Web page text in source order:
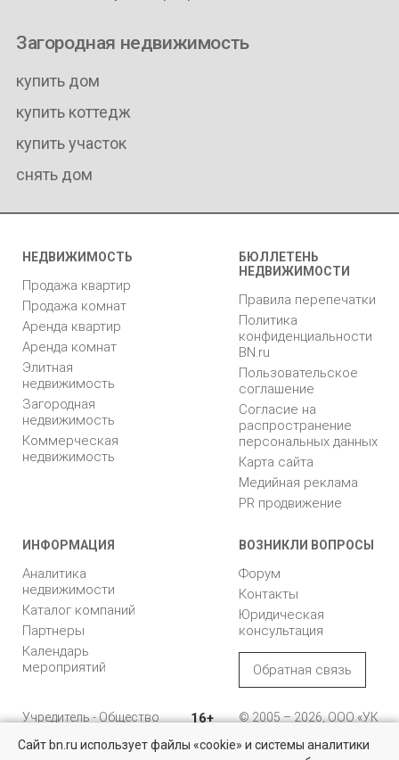
Загородная недвижимость
купить дом
купить коттедж
купить участок
снять дом
НЕДВИЖИМОСТЬ
Продажа квартир
Продажа комнат
Аренда квартир
Аренда комнат
Элитная
недвижимость
Загородная
недвижимость
Коммерческая
недвижимость
БЮЛЛЕТЕНЬ
НЕДВИЖИМОСТИ
Правила перепечатки
Политика
конфиденциальности
BN.ru
Пользовательское
соглашение
Согласие на
распространение
персональных данных
Карта сайта
Медийная реклама
PR продвижение
ИНФОРМАЦИЯ
Аналитика
недвижимости
Каталог компаний
Партнеры
Календарь
мероприятий
ВОЗНИКЛИ ВОПРОСЫ
Форум
Контакты
Юридическая
консультация
Обратная связь
Учредитель - Общество
ответственностью
16+
© 2005 – 2026, ООО «УК
Сайт bn.ru использует файлы «cookie» и системы аналитики